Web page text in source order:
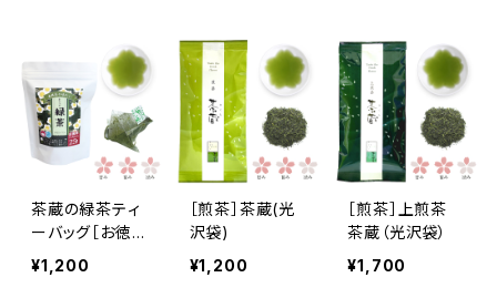
茶蔵の緑茶ティ
ーバッグ［お徳用
25P入］
¥1,200
［煎茶］茶蔵(光
沢袋)
¥1,200
［煎茶］上煎茶
茶蔵（光沢袋）
¥1,700